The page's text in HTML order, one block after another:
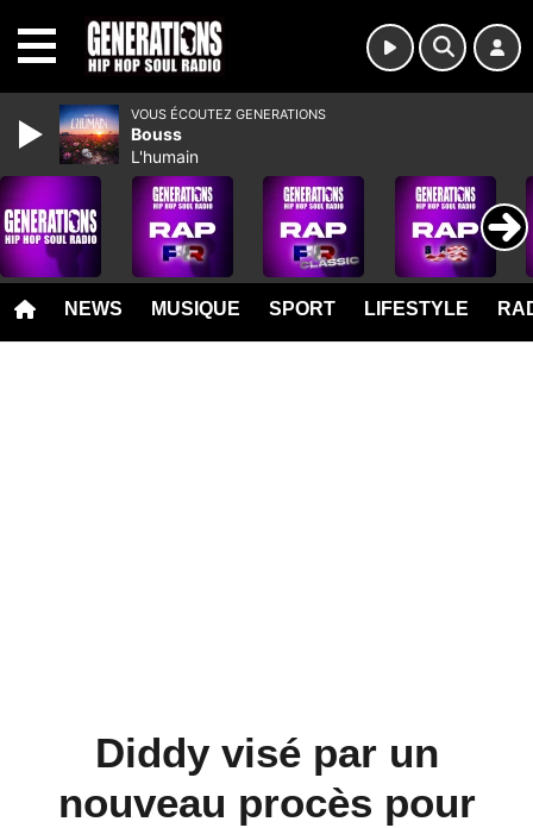
NEWS MUSIQUE SPORT LIFESTYLE
Diddy visé par un
nouveau procès pour
VOUS ÉCOUTEZ GENERATIONS
Bouss
L'humain